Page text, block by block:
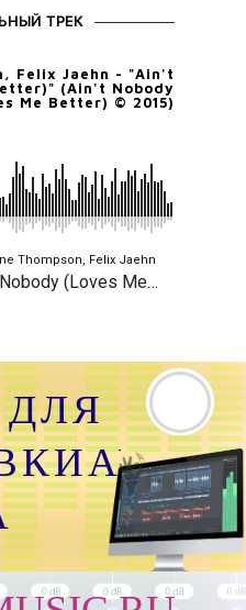
ТРЕК
Felix Jaehn - "Ain't
(Ain't Nobody
Me Better) © 2015)
Thompson, Felix Jaehn
Ain't Nobody (Loves Me Better)